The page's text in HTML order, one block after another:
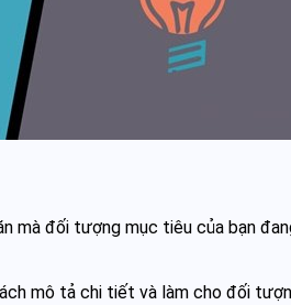
mà đối tượng mục tiêu của bạn
mô tả chi tiết và làm cho đối